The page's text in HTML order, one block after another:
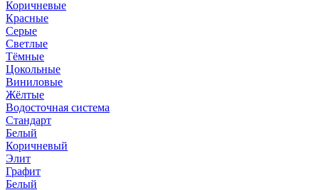
Коричневые
Красные
Серые
Светлые
Тёмные
Цокольные
Виниловые
Жёлтые
Водосточная система
Стандарт
Белый
Коричневый
Элит
Графит
Белый